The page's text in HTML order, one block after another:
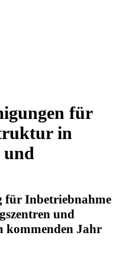
für
in
und
für Inbetriebnahme
und
kommenden Jahr